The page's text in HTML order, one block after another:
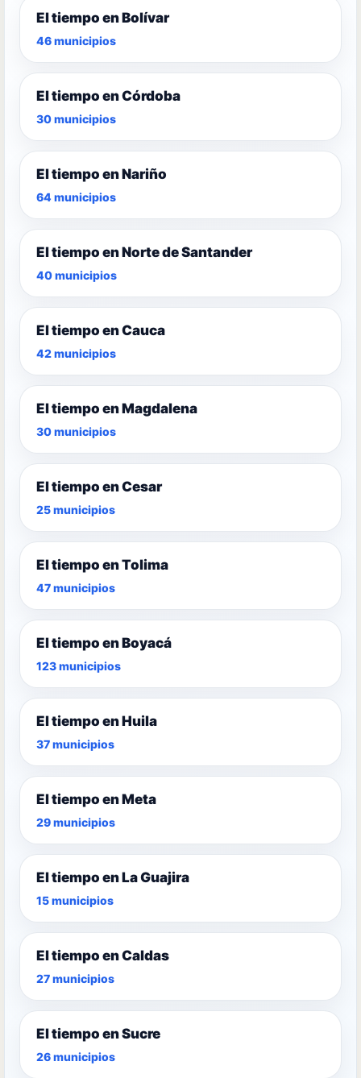
El tiempo en Bolívar
46 municipios
El tiempo en Córdoba
30 municipios
El tiempo en Nariño
64 municipios
El tiempo en Norte de Santander
40 municipios
El tiempo en Cauca
42 municipios
El tiempo en Magdalena
30 municipios
El tiempo en Cesar
25 municipios
El tiempo en Tolima
47 municipios
El tiempo en Boyacá
123 municipios
El tiempo en Huila
37 municipios
El tiempo en Meta
29 municipios
El tiempo en La Guajira
15 municipios
El tiempo en Caldas
27 municipios
El tiempo en Sucre
26 municipios